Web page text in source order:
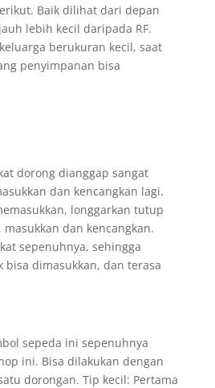
Baik dilihat dari depan
lebih kecil daripada RF.
berukuran kecil, saat
penyimpanan bisa
dorong dianggap sangat
dan kencangkan lagi.
longgarkan tutup
dan kencangkan.
sepenuhnya, sehingga
bisa dimasukkan, dan terasa
sepeda ini sepenuhnya
ini. Bisa dilakukan dengan
dorongan. Tip kecil: Pertama